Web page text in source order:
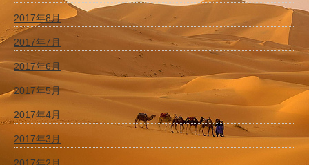
2017年8月
2017年7月
2017年6月
2017年5月
2017年4月
2017年3月